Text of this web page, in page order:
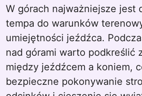
W górach najważniejsze jest
tempa do warunków
umiejętności jeźdźca.
nad górami warto podkreślić
między jeźdźcem a koniem,
bezpieczne pokonywanie